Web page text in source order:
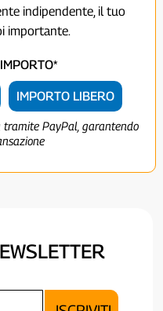
indipendente, il tuo
importante.
IMPORTO LIBERO
tramite PayPal, garantendo